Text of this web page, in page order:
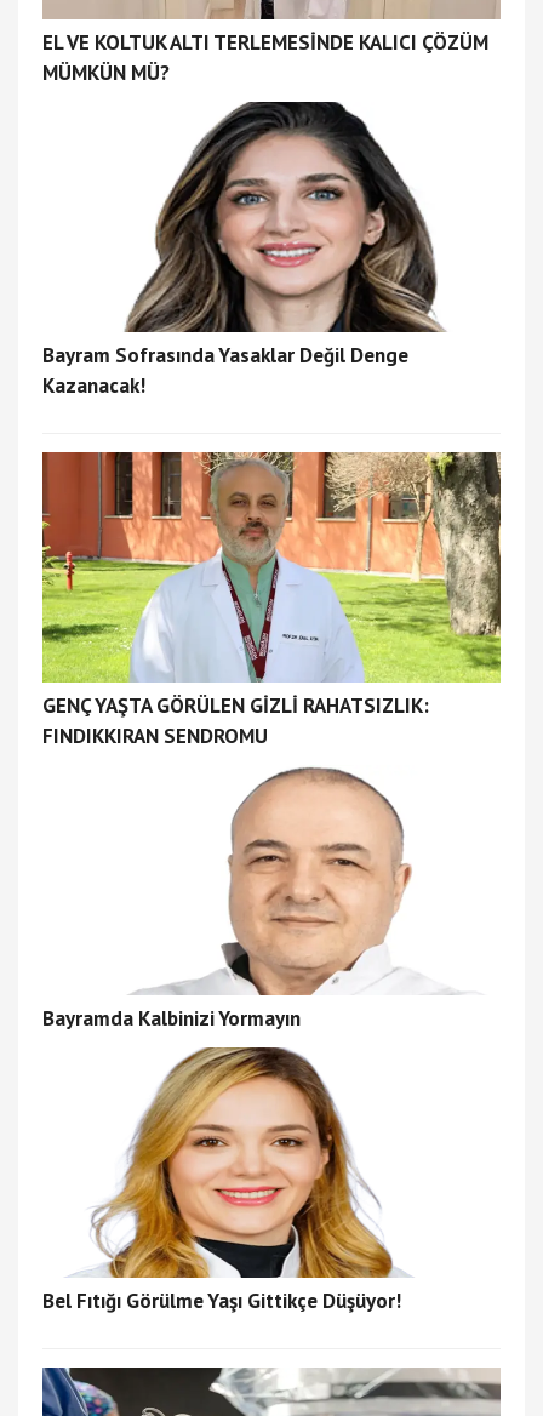
EL VE KOLTUK ALTI TERLEMESİNDE KALICI ÇÖZÜM
MÜMKÜN MÜ?
Bayram Sofrasında Yasaklar Değil Denge
Kazanacak!
GENÇ YAŞTA GÖRÜLEN GİZLİ RAHATSIZLIK:
FINDIKKIRAN SENDROMU
Bayramda Kalbinizi Yormayın
Bel Fıtığı Görülme Yaşı Gittikçe Düşüyor!